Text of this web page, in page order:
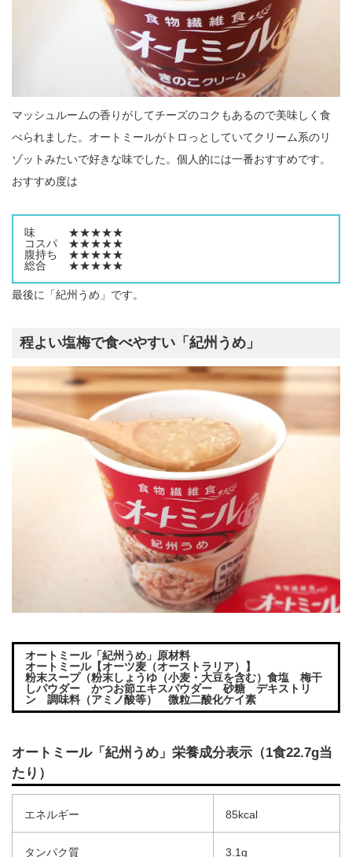
マッシュルームの香りがしてチーズのコクもあるので美味しく食
べられました。オートミールがトロっとしていてクリーム系のリ
ゾットみたいで好きな味でした。個人的には一番おすすめです。
おすすめ度は
味 ★★★★★
コスパ ★★★★★
腹持ち ★★★★★
総合 ★★★★★
最後に「紀州うめ」です。
程よい塩梅で食べやすい「紀州うめ」
オートミール「紀州うめ」原材料
オートミール【オーツ麦（オーストラリア）】
粉末スープ（粉末しょうゆ（小麦・大豆を含む）食塩 梅干
しパウダー かつお節エキスパウダー 砂糖 デキストリ
ン 調味料（アミノ酸等） 微粒二酸化ケイ素
オートミール「紀州うめ」栄養成分表示（1食22.7g当
たり）
エネルギー 85kcal
タンパク質 3.1g